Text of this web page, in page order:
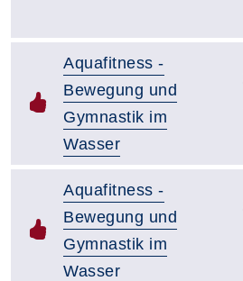
Aquafitness -
Bewegung und
Gymnastik im
Wasser
Aquafitness -
Bewegung und
Gymnastik im
Wasser